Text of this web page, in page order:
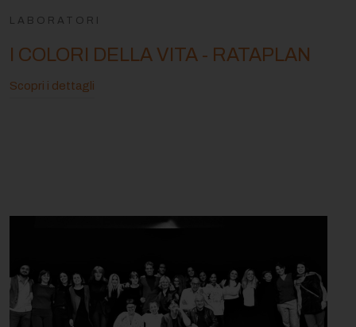
LABORATORI
I COLORI DELLA VITA - RATAPLAN
Scopri i dettagli